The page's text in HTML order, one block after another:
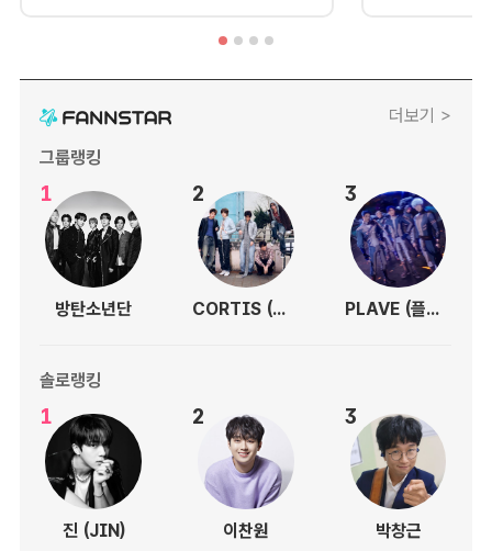
더보기 >
그룹랭킹
1
방탄소년단
2
CORTIS (코르티스)
3
PLAVE (플레이브)
솔로랭킹
1
진 (JIN)
2
이찬원
3
박창근